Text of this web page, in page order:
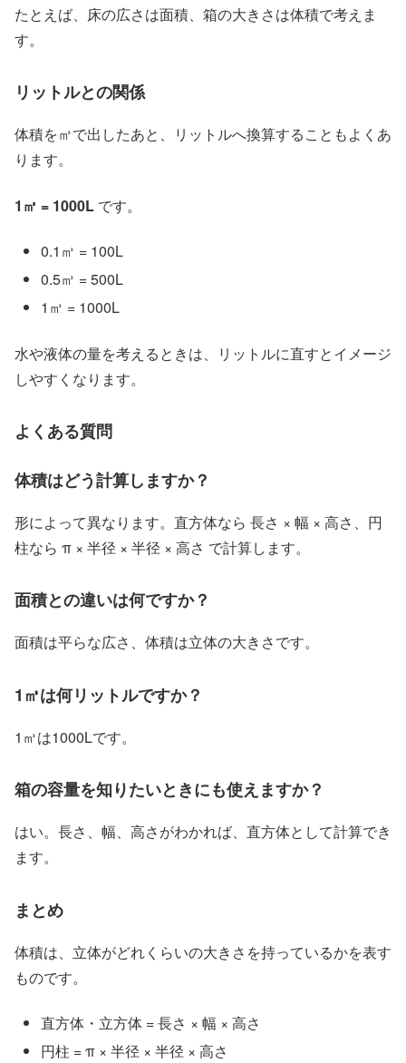
たとえば、床の広さは面積、箱の大きさは体積で考えま
す。
リットルとの関係
体積を㎥で出したあと、リットルへ換算することもよくあ
ります。
1㎥ = 1000L です。
0.1㎥ = 100L
0.5㎥ = 500L
1㎥ = 1000L
水や液体の量を考えるときは、リットルに直すとイメージ
しやすくなります。
よくある質問
体積はどう計算しますか？
形によって異なります。直方体なら 長さ × 幅 × 高さ、円
柱なら π × 半径 × 半径 × 高さ で計算します。
面積との違いは何ですか？
面積は平らな広さ、体積は立体の大きさです。
1㎥は何リットルですか？
1㎥は1000Lです。
箱の容量を知りたいときにも使えますか？
はい。長さ、幅、高さがわかれば、直方体として計算でき
ます。
まとめ
体積は、立体がどれくらいの大きさを持っているかを表す
ものです。
直方体・立方体 = 長さ × 幅 × 高さ
円柱 = π × 半径 × 半径 × 高さ